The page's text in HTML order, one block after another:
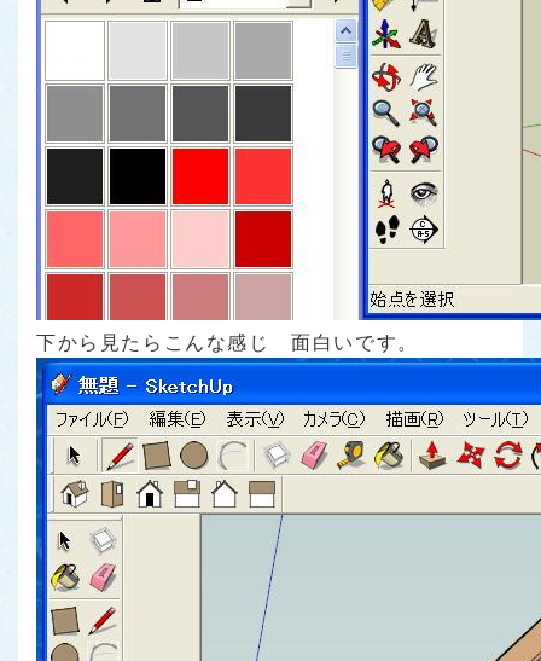
下から見たらこんな感じ 面白いです。